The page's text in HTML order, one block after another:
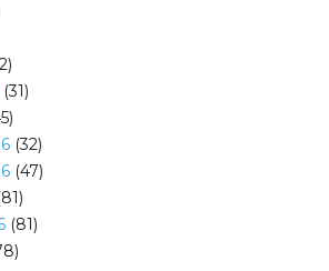
(31)
(32)
(47)
(81)